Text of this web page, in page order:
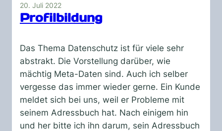
20. Juli 2022
Profilbildung
Das Thema Datenschutz ist für viele sehr
abstrakt. Die Vorstellung darüber, wie
mächtig Meta-Daten sind. Auch ich selber
vergesse das immer wieder gerne. Ein Kunde
meldet sich bei uns, weil er Probleme mit
seinem Adressbuch hat. Nach einigem hin
und her bitte ich ihn darum, sein Adressbuch